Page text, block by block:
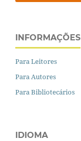
INFORMAÇÕES
Para Leitores
Para Autores
Para Bibliotecários
IDIOMA